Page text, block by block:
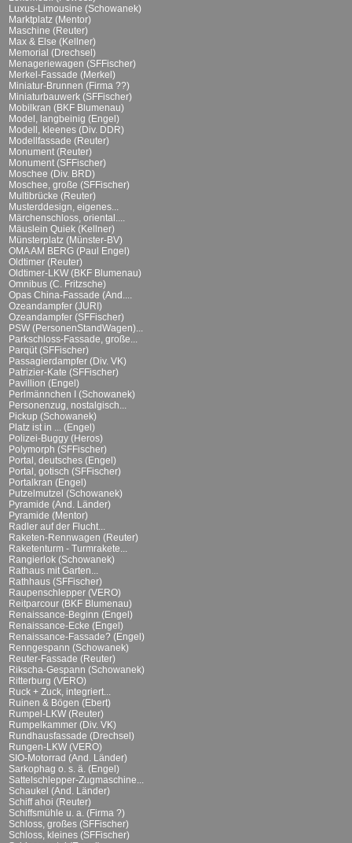
Luxus-Limousine (Schowanek)
Marktplatz (Mentor)
Maschine (Reuter)
Max & Else (Kellner)
Memorial (Drechsel)
Menageriewagen (SFFischer)
Merkel-Fassade (Merkel)
Miniatur-Brunnen (Firma ??)
Miniaturbauwerk (SFFischer)
Mobilkran (BKF Blumenau)
Model, langbeinig (Engel)
Modell, kleenes (Div. DDR)
Modellfassade (Reuter)
Monument (Reuter)
Monument (SFFischer)
Moschee (Div. BRD)
Moschee, große (SFFischer)
Multibrücke (Reuter)
Musterddesign, eigenes...
Märchenschloss, oriental....
Mäuslein Quiek (Kellner)
Münsterplatz (Münster-BV)
OMA AM BERG (Paul Engel)
Oldtimer (Reuter)
Oldtimer-LKW (BKF Blumenau)
Omnibus (C. Fritzsche)
Opas China-Fassade (And....
Ozeandampfer (JURI)
Ozeandampfer (SFFischer)
PSW (PersonenStandWagen)...
Parkschloss-Fassade, große...
Parqüt (SFFischer)
Passagierdampfer (Div. VK)
Patrizier-Kate (SFFischer)
Pavillion (Engel)
Perlmännchen I (Schowanek)
Personenzug, nostalgisch...
Pickup (Schowanek)
Platz ist in ... (Engel)
Polizei-Buggy (Heros)
Polymorph (SFFischer)
Portal, deutsches (Engel)
Portal, gotisch (SFFischer)
Portalkran (Engel)
Putzelmutzel (Schowanek)
Pyramide (And. Länder)
Pyramide (Mentor)
Radler auf der Flucht...
Raketen-Rennwagen (Reuter)
Raketenturm - Turmrakete...
Rangierlok (Schowanek)
Rathaus mit Garten...
Rathhaus (SFFischer)
Raupenschlepper (VERO)
Reitparcour (BKF Blumenau)
Renaissance-Beginn (Engel)
Renaissance-Ecke (Engel)
Renaissance-Fassade? (Engel)
Renngespann (Schowanek)
Reuter-Fassade (Reuter)
Rikscha-Gespann (Schowanek)
Ritterburg (VERO)
Ruck + Zuck, integriert...
Ruinen & Bögen (Ebert)
Rumpel-LKW (Reuter)
Rumpelkammer (Div. VK)
Rundhausfassade (Drechsel)
Rungen-LKW (VERO)
SIO-Motorrad (And. Länder)
Sarkophag o. s. ä. (Engel)
Sattelschlepper-Zugmaschine...
Schaukel (And. Länder)
Schiff ahoi (Reuter)
Schiffsmühle u. a. (Firma ?)
Schloss, großes (SFFischer)
Schloss, kleines (SFFischer)